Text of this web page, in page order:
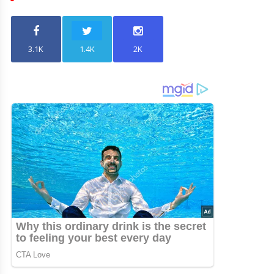
3.1K 1.4K 2K